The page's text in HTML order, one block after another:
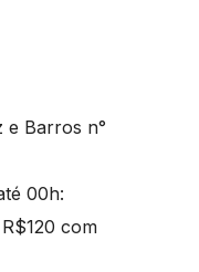
e Barros n°
00h:
com